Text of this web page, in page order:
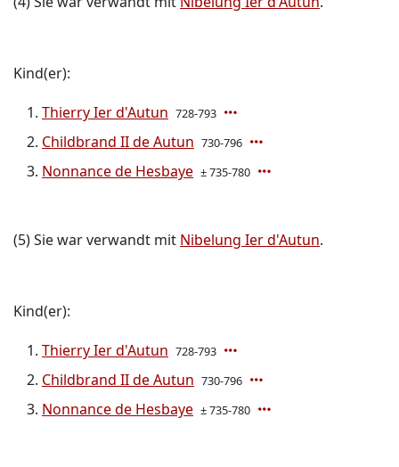
Kind(er):
Thierry Ier d'Autun 728-793
Childbrand II de Autun 730-796
Nonnance de Hesbaye ± 735-780
(5) Sie war verwandt mit Nibelung Ier d'Autun.
Kind(er):
Thierry Ier d'Autun 728-793
Childbrand II de Autun 730-796
Nonnance de Hesbaye ± 735-780